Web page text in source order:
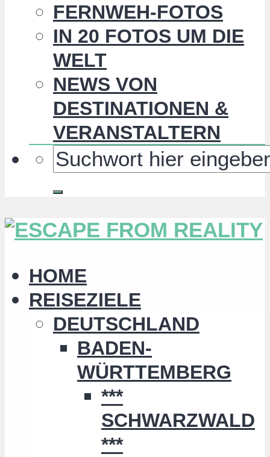
FERNWEH-FOTOS
IN 20 FOTOS UM DIE
WELT
NEWS VON
DESTINATIONEN &
VERANSTALTERN
HOME
REISEZIELE
DEUTSCHLAND
BADEN-
WÜRTTEMBERG
***
SCHWARZWALD
***